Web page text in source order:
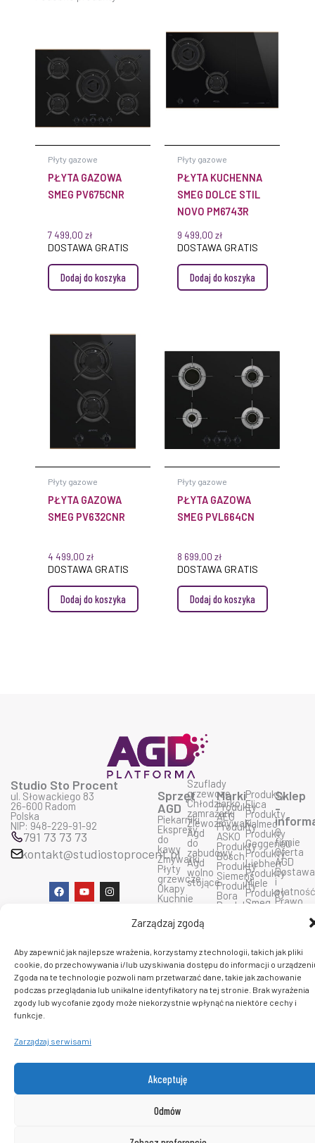
Zarządzaj zgodą
Aby zapewnić jak najlepsze wrażenia, korzystamy z technologii, takich jak pliki
cookie, do przechowywania i/lub uzyskiwania dostępu do informacji o
Zgoda na te technologie pozwoli nam przetwarzać dane, takie jak zachowanie
podczas przeglądania lub unikalne identyfikatory na tej stronie. Brak wyrażenia
zgody lub wycofanie zgody może niekorzystnie wpłynąć na niektóre cechy i
funkcje.
Zarządzaj serwisami
Akceptuję
Odmów
Płyty gazowe
PŁYTA GAZOWA
SMEG PV675CNR
7 499,00 zł
DOSTAWA GRATIS
Dodaj do koszyka
Płyty gazowe
PŁYTA KUCHENNA
SMEG DOLCE STIL
NOVO PM6743R
9 499,00 zł
DOSTAWA GRATIS
Dodaj do koszyka
Płyty gazowe
PŁYTA GAZOWA
SMEG PV632CNR
4 499,00 zł
DOSTAWA GRATIS
Dodaj do koszyka
Płyty gazowe
PŁYTA GAZOWA
SMEG PVL664CN
8 699,00 zł
DOSTAWA GRATIS
Dodaj do koszyka
Studio Sto Procent
ul. Słowackiego 83
26-600 Radom
Polska
NIP: 948-229-91-92
791 73 73 73
kontakt@studiostoprocent.pl
F
a
c
k
Y
o
u
I
n
s
a
m
Sprzęt
AGD
Piekarniki
Ekspresy
do
kawy
Zmywarki
Płyty
grzewcze
Okapy
Kuchnie
Szuflady
grzewcze
Chłodziarko
zamrażarki
Zlewozmywaki
Agd
do
zabudowy
Agd
wolno
stojące
Marki
Produkty
AEG
Produkty
ASKO
Produkty
Bosch
Produkty
Siemens
Produkty
Bora
Produkty
Produkty
Dunavox
Produkty
insinkerator
Produkty
Elica
Produkty
Falmec
Produkty
Geggenau
Produkty
Liebherr
Produkty
Miele
Produkty
Smeg
Zero
Produkty
Fulgor
Sklep
-
O
firmie
Oferta
AGD
Dostawa
i
Prawo
Polityka
sklepu
Kontakt
C 2026 PlatformaAGD. Wszelkie prawa zastrzeżone.